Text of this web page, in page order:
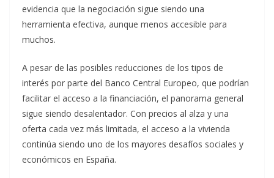
evidencia que la negociación sigue siendo una
herramienta efectiva, aunque menos accesible para
muchos.
A pesar de las posibles reducciones de los tipos de
interés por parte del Banco Central Europeo, que podrían
facilitar el acceso a la financiación, el panorama general
sigue siendo desalentador. Con precios al alza y una
oferta cada vez más limitada, el acceso a la vivienda
continúa siendo uno de los mayores desafíos sociales y
económicos en España.